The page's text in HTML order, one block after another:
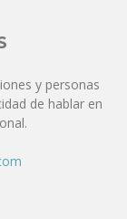
y personas
de hablar en